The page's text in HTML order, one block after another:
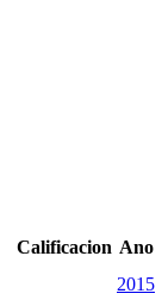
Calificacion Ano
2015